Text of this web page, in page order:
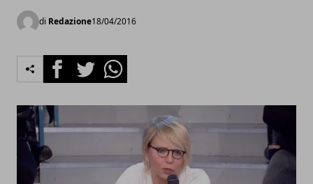
di Redazione18/04/2016
FacebookTwitterWhatsapp